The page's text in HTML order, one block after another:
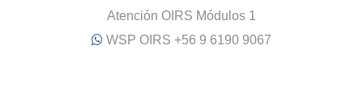
Atención OIRS Módulos 1
WSP OIRS +56 9 6190 9067